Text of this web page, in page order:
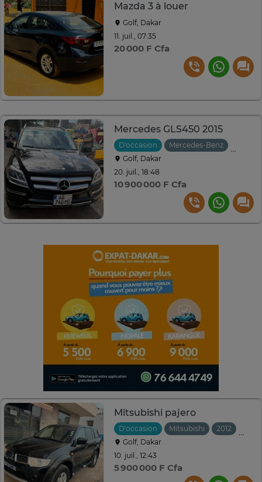
Mazda 3 à louer
Golf, Dakar
11. juil., 07:35
20 000 F Cfa
Mercedes GLS450 2015
D'occasion Mercedes-Benz
Golf, Dakar
20. juil., 18:48
10 900 000 F Cfa
Mitsubishi pajero
D'occasion Mitsubishi 2012
Golf, Dakar
10. juil., 12:43
5 900 000 F Cfa